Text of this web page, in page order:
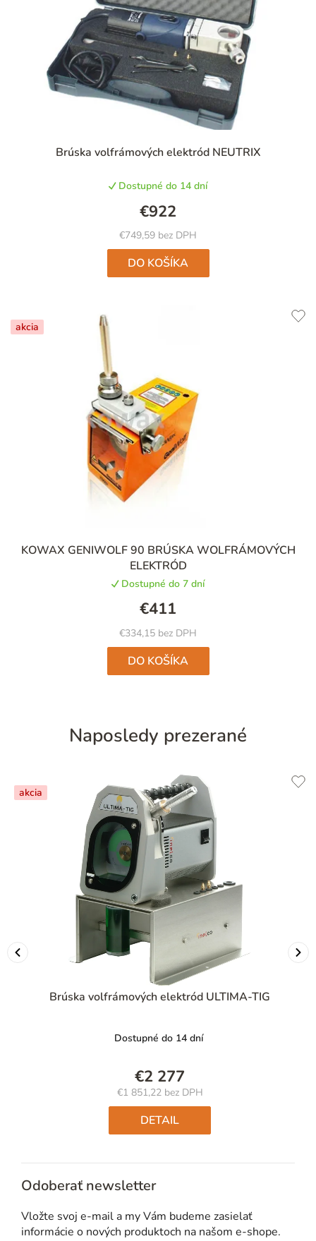
Brúska volfrámových elektród NEUTRIX
Dostupné do 14 dní
€749,59 bez DPH
€922
DO KOŠÍKA
akcia
KOWAX GENIWOLF 90 BRÚSKA WOLFRÁMOVÝCH
ELEKTRÓD
Dostupné do 7 dní
€334,15 bez DPH
€411
DO KOŠÍKA
Naposledy prezerané
akcia
Brúska volfrámových elektród ULTIMA-TIG
Dostupné do 14 dní
€2 277
€1 851,22 bez DPH
Jednotková
cena:
DETAIL
Odoberať newsletter
Vložte svoj e-mail a my Vám budeme zasielať
informácie o nových produktoch na našom e-shope.